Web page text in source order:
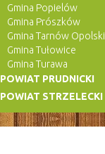
Gmina Popielów
Gmina Prószków
Gmina Tarnów Opolski
Gmina Tułowice
Gmina Turawa
POWIAT PRUDNICKI
POWIAT STRZELECKI